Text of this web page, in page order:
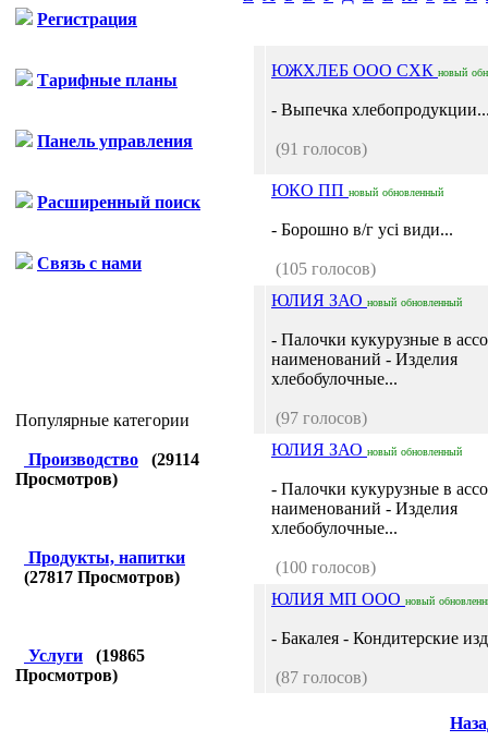
Регистрация
Тарифные планы
Панель управления
Расширенный поиск
Связь с нами
Популярные категории
Производство (29114
Просмотров)
Продукты, напитки
(27817 Просмотров)
Услуги (19865
Просмотров)
ЮЖХЛЕБ ООО СХК новый
- Выпечка
(91 голосов)
ЮКО ПП новый обновленный
- Борошно в/г усі види...
(105 голосов)
ЮЛИЯ ЗАО новый обновленный
- Палочки кукурузные в
наименований - Изделия
хлебобулочные...
(97 голосов)
ЮЛИЯ ЗАО новый обновленный
- Палочки кукурузные в
наименований - Изделия
хлебобулочные...
(100 голосов)
ЮЛИЯ МП ООО новый
- Бакалея - Кондитерские
(87 голосов)